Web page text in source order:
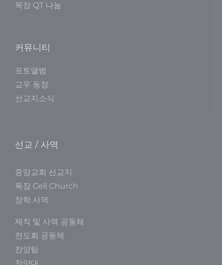
목장 QT 나눔
커뮤니티
포토앨범
교우 동정
선교지소식
선교 / 사역
중앙교회 선교지
목장 Cell Church
장학 사역
제직 및 사역 공동체
전도회 공동체
찬양팀